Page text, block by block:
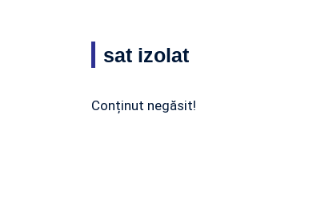
sat izolat
Conținut negăsit!